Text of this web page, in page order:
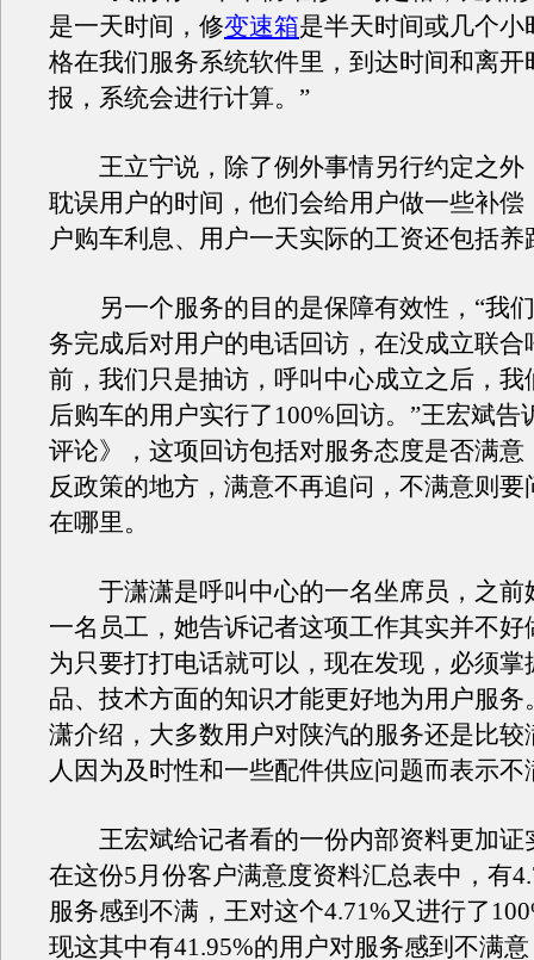
是一天时间，修变速箱是半天时间或几个小
格在我们服务系统软件里，到达时间和离开
报，系统会进行计算。”
王立宁说，除了例外事情另行约定之外
耽误用户的时间，他们会给用户做一些补偿
户购车利息、用户一天实际的工资还包括养
另一个服务的目的是保障有效性，“我
务完成后对用户的电话回访，在没成立联合
前，我们只是抽访，呼叫中心成立之后，我
后购车的用户实行了100%回访。”王宏斌告
评论》，这项回访包括对服务态度是否满意
反政策的地方，满意不再追问，不满意则要
在哪里。
于潇潇是呼叫中心的一名坐席员，之前
一名员工，她告诉记者这项工作其实并不好
为只要打打电话就可以，现在发现，必须掌
品、技术方面的知识才能更好地为用户服务
潇介绍，大多数用户对陕汽的服务还是比较
人因为及时性和一些配件供应问题而表示不
王宏斌给记者看的一份内部资料更加证
在这份5月份客户满意度资料汇总表中，有
服务感到不满，王对这个4.71%又进行了
现这其中有41.95%的用户对服务感到不满